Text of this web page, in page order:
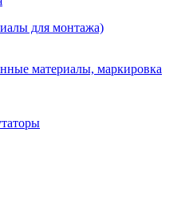
для монтажа)
материалы, маркировка